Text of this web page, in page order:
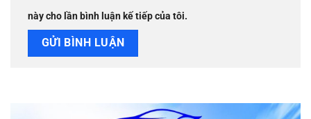
này cho lần bình luận kế tiếp của tôi.